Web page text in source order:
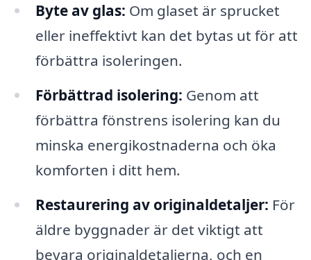
Byte av glas: Om glaset är sprucket
eller ineffektivt kan det bytas ut för att
förbättra isoleringen.
Förbättrad isolering: Genom att
förbättra fönstrens isolering kan du
minska energikostnaderna och öka
komforten i ditt hem.
Restaurering av originaldetaljer: För
äldre byggnader är det viktigt att
bevara originaldetaljerna, och en